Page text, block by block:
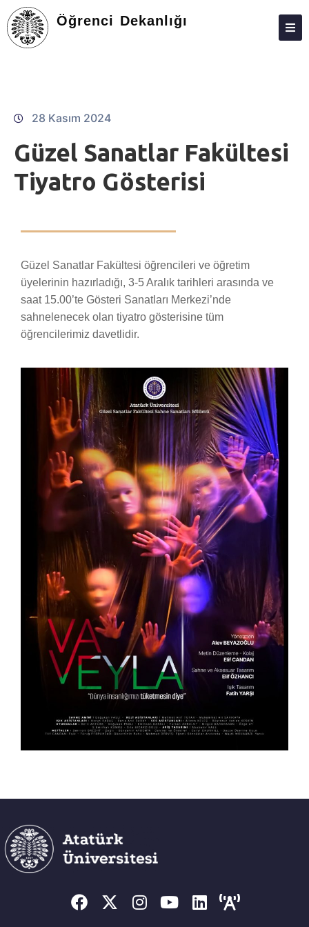
Öğrenci Dekanlığı
FAALIYETLERIMIZ
PAYDAŞLARIMIZ
ÖĞRENCILER
ÖĞRENCI SENATOSU
İLETIŞIM
28 Kasım 2024
Güzel Sanatlar Fakültesi
Tiyatro Gösterisi
Güzel Sanatlar Fakültesi öğrencileri ve öğretim
üyelerinin hazırladığı, 3-5 Aralık tarihleri arasında ve
saat 15.00’te Gösteri Sanatları Merkezi’nde
sahnelenecek olan tiyatro gösterisine tüm
öğrencilerimiz davetlidir.